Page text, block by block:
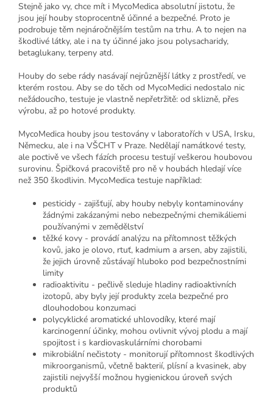
Stejně jako vy, chce mít i MycoMedica absolutní jistotu, že
jsou její houby stoprocentně účinné a bezpečné. Proto je
podrobuje těm nejnáročnějším testům na trhu. A to nejen na
škodlivé látky, ale i na ty účinné jako jsou polysacharidy,
betaglukany, terpeny atd.
Houby do sebe rády nasávají nejrůznější látky z prostředí, ve
kterém rostou. Aby se do těch od MycoMedici nedostalo nic
nežádoucího, testuje je vlastně nepřetržitě: od sklizně, přes
výrobu, až po hotové produkty.
MycoMedica houby jsou testovány v laboratořích v USA, Irsku,
Německu, ale i na VŠCHT v Praze. Nedělají namátkové testy,
ale poctivě ve všech fázích procesu testují veškerou houbovou
surovinu. Špičková pracoviště pro ně v houbách hledají více
než 350 škodlivin. MycoMedica testuje například:
pesticidy - zajišťují, aby houby nebyly kontaminovány
žádnými zakázanými nebo nebezpečnými chemikáliemi
používanými v zemědělství
těžké kovy - provádí analýzu na přítomnost těžkých
kovů, jako je olovo, rtuť, kadmium a arsen, aby zajistili,
že jejich úrovně zůstávají hluboko pod bezpečnostními
limity
radioaktivitu - pečlivě sleduje hladiny radioaktivních
izotopů, aby byly její produkty zcela bezpečné pro
dlouhodobou konzumaci
polycyklické aromatické uhlovodíky, které mají
karcinogenní účinky, mohou ovlivnit vývoj plodu a mají
spojitost i s kardiovaskulárními chorobami
mikrobiální nečistoty - monitorují přítomnost škodlivých
mikroorganismů, včetně bakterií, plísní a kvasinek, aby
zajistili nejvyšší možnou hygienickou úroveň svých
produktů